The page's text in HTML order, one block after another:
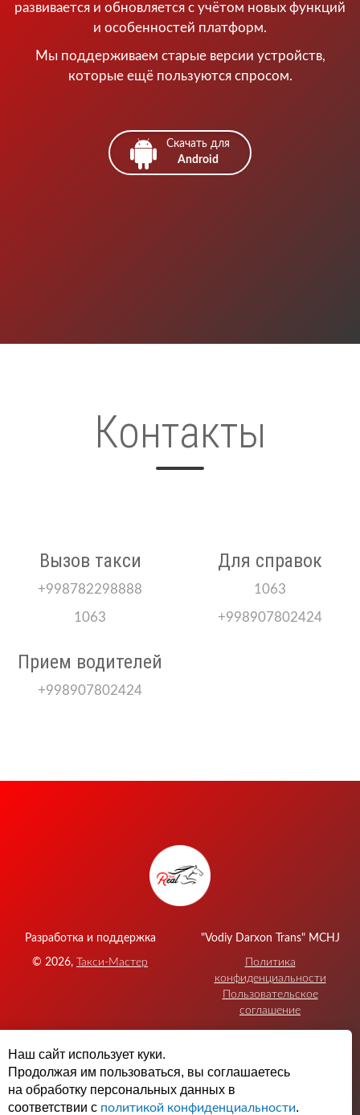
развивается и обновляется с учётом новых функций
и особенностей платформ.
Мы поддерживаем старые версии устройств,
которые ещё пользуются спросом.
Скачать для
Android
Контакты
Вызов такси
+998782298888
1063
Для справок
1063
+998907802424
Прием водителей
+998907802424
Разработка и поддержка
© 2026, Такси-Мастер
"Vodiy Darxon Trans" MCHJ
Политика
конфиденциальности
Пользовательское
соглашение
По вопросам участия и
партнерства обращайтесь
+998944410009
Наш сайт использует куки.
Продолжая им пользоваться, вы соглашаетесь
на обработку персональных данных в
соответствии с политикой конфиденциальности.